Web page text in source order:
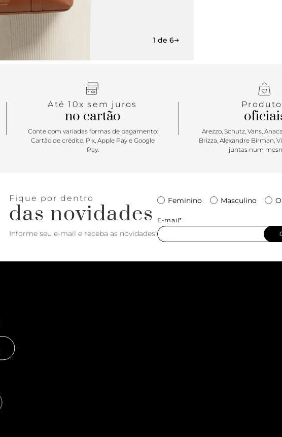
1 de 6
Até 10x sem juros
no cartão
Conte com variadas formas de pagamento:
Cartão de crédito, Pix, Apple Pay e Google
Pay.
Arezzo, Schutz, Vans,
Brizza, Alexandre Birman,
juntas num
Fique por dentro
das novidades
Informe seu e-mail e receba as novidades!
Feminino Masculino
E-mail*